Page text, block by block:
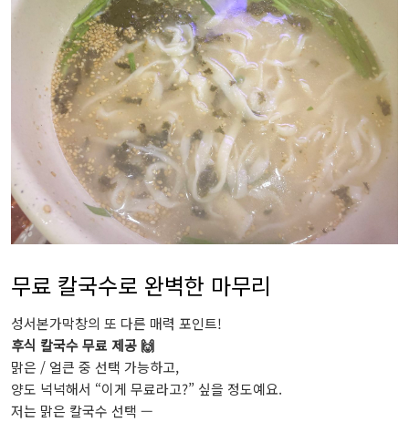
무료 칼국수로 완벽한 마무리
성서본가막창의 또 다른 매력 포인트!
후식 칼국수 무료 제공 🙌
맑은 / 얼큰 중 선택 가능하고,
양도 넉넉해서 “이게 무료라고?” 싶을 정도예요.
저는 맑은 칼국수 선택 —